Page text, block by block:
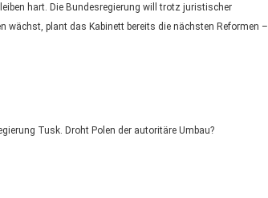
hart. Die Bundesregierung will trotz juristischer
wächst, plant das Kabinett bereits die nächsten Reformen –
Tusk. Droht Polen der autoritäre Umbau?